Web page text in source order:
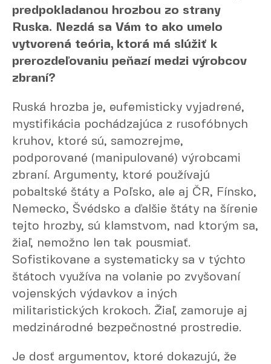
predpokladanou hrozbou zo strany
Ruska. Nezdá sa Vám to ako umelo
vytvorená teória, ktorá má slúžiť k
prerozdeľovaniu peňazí medzi výrobcov
zbraní?
Ruská hrozba je, eufemisticky vyjadrené,
mystifikácia pochádzajúca z rusofóbnych
kruhov, ktoré sú, samozrejme,
podporované (manipulované) výrobcami
zbraní. Argumenty, ktoré používajú
pobaltské štáty a Poľsko, ale aj ČR, Fínsko,
Nemecko, Švédsko a ďalšie štáty na šírenie
tejto hrozby, sú klamstvom, nad ktorým sa,
žiaľ, nemožno len tak pousmiať.
Sofistikovane a systematicky sa v týchto
štátoch využíva na volanie po zvyšovaní
vojenských výdavkov a iných
militaristických krokoch. Žiaľ, zamoruje aj
medzinárodné bezpečnostné prostredie.
Je dosť argumentov, ktoré dokazujú, že